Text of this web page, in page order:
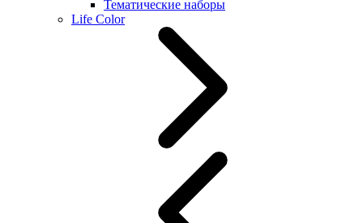
Тематические наборы
Life Color